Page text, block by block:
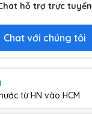
hỗ trợ trực tuyến
Chat với chúng tôi
từ HN vào HCM